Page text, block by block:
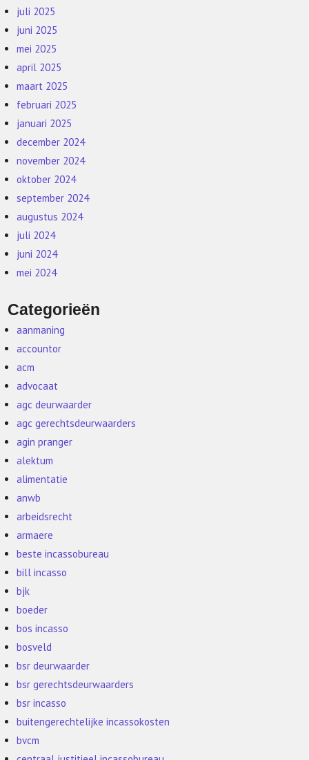
juli 2025
juni 2025
mei 2025
april 2025
maart 2025
februari 2025
januari 2025
december 2024
november 2024
oktober 2024
september 2024
augustus 2024
juli 2024
juni 2024
mei 2024
Categorieën
aanmaning
accountor
acm
advocaat
agc deurwaarder
agc gerechtsdeurwaarders
agin pranger
alektum
alimentatie
anwb
arbeidsrecht
armaere
beste incassobureau
bill incasso
bjk
boeder
bos incasso
bosveld
bsr deurwaarder
bsr gerechtsdeurwaarders
bsr incasso
buitengerechtelijke incassokosten
bvcm